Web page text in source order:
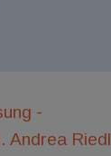
-
Andrea Riedl